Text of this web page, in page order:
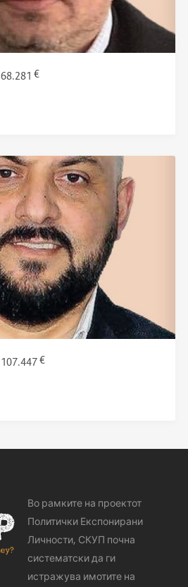
68.281 €
107.447€
Во рамките на проектот
Политички Експонирани
Личности, СКУП почна
систематски да ги
истражува имотите на